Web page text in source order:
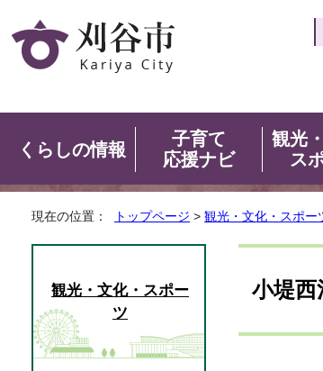
くらしの情報
子育て
応援ナビ
観光
ス
現在の位置： トップページ > 観光・文化・スポー
小堤
観光・文化・スポー
ツ